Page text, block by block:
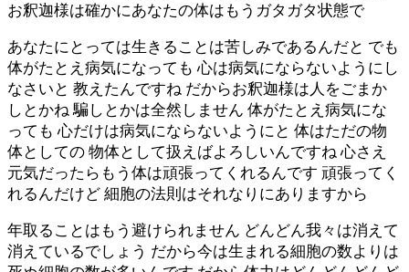
お釈迦様は確かにあなたの体はもうガタガタ状態で
あなたにとっては生きることは苦しみであるんだと でも
体がたとえ病気になっても 心は病気にならないようにし
なさいと 教えたんですね だからお釈迦様は人をごまか
しとかね 騙しとかは全然しません 体がたとえ病気にな
っても 心だけは病気にならないようにと 体はただの物
体としての 物体として扱えばよろしいんですね 心さえ
元気だったらもう体は頑張ってくれるんです 頑張ってく
れるんだけど 細胞の法則はそれなりにありますから
年取ることはもう避けられません どんどん我々は消えて
消えているでしょう だから今は生まれる細胞の数よりは